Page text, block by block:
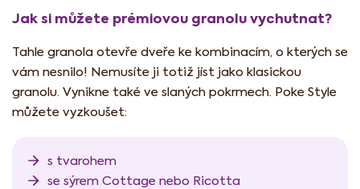
Jak si můžete prémiovou granolu vychutnat?
Tahle granola otevře dveře ke kombinacím, o kterých se
vám nesnilo! Nemusíte ji totiž jíst jako klasickou
granolu. Vynikne také ve slaných pokrmech. Poke Style
můžete vyzkoušet:
s tvarohem
se sýrem Cottage nebo Ricotta